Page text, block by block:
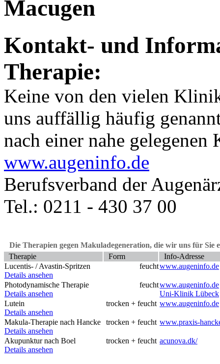
Macugen
Kontakt- und
Therapie:
Keine von den vielen
uns auffällig häufig
nach einer nahe
www.augeninfo.de
Berufsverband der
Tel.: 0211 - 430 37 00
Die Therapien gegen Makuladegeneration, die wir uns für Sie
Therapie
Form
Info-Adresse
Lucentis- / Avastin-Spritzen
Details ansehen
feuchtwww.augeninfo.de
Photodynamische Therapie
Details ansehen
feuchtwww.augeninfo.de
Uni-Klinik Lübeck
Lutein
Details ansehen
trocken + feucht www.augeninfo.de
Makula-Therapie nach Hancke
Details ansehen
trocken + feucht www.praxis-
Akupunktur nach Boel
Details ansehen
trocken + feucht acunova.dk/